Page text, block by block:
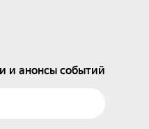
и анонсы событий